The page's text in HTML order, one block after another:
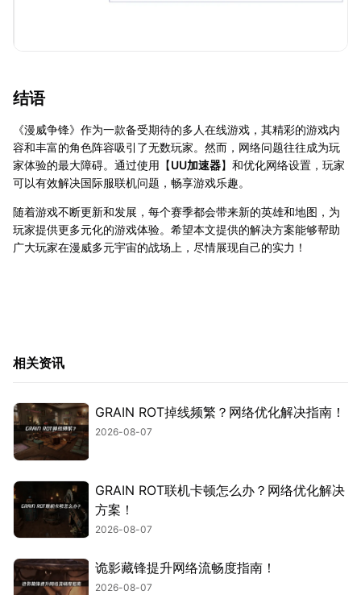
结语
《漫威争锋》作为一款备受期待的多人在线游戏，其精彩的游戏内
容和丰富的角色阵容吸引了无数玩家。然而，网络问题往往成为玩
家体验的最大障碍。通过使用【UU加速器】和优化网络设置，玩家
可以有效解决国际服联机问题，畅享游戏乐趣。
随着游戏不断更新和发展，每个赛季都会带来新的英雄和地图，为
玩家提供更多元化的游戏体验。希望本文提供的解决方案能够帮助
广大玩家在漫威多元宇宙的战场上，尽情展现自己的实力！
相关资讯
GRAIN ROT掉线频繁？网络优化解决指南！
2026-08-07
GRAIN ROT联机卡顿怎么办？网络优化解决
方案！
2026-08-07
诡影藏锋提升网络流畅度指南！
2026-08-07